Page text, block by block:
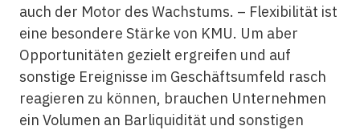
auch der Motor des Wachstums. – Flexibilität ist
eine besondere Stärke von KMU. Um aber
Opportunitäten gezielt ergreifen und auf
sonstige Ereignisse im Geschäftsumfeld rasch
reagieren zu können, brauchen Unternehmen
ein Volumen an Barliquidität und sonstigen